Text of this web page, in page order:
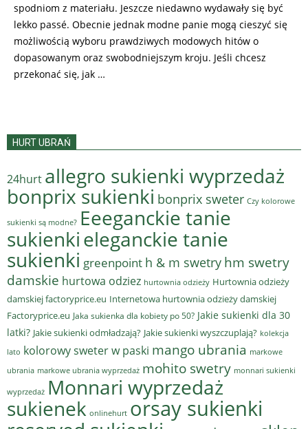
spodniom z materiału. Jeszcze niedawno wydawały się być
lekko passé. Obecnie jednak modne panie mogą cieszyć się
możliwością wyboru prawdziwych modowych hitów o
dopasowanym oraz swobodniejszym kroju. Jeśli chcesz
przekonać się, jak …
HURT UBRAŃ
24hurt allegro sukienki wyprzedaż
bonprix sukienki bonprix sweter Czy kolorowe
sukienki są modne? Eeeganckie tanie
sukienkieleganckie tanie
sukienki greenpoint h & m swetry hm swetry
damskie hurtowa odziez hurtownia odzieży Hurtownia odzieży
damskiej factoryprice.eu Internetowa hurtownia odzieży damskiej
Factoryprice.eu Jaka sukienka dla kobiety po 50? Jakie sukienki dla 30
latki? Jakie sukienki odmładzają? Jakie sukienki wyszczuplają? kolekcja
lato kolorowy sweter w paski mango ubrania markowe
ubrania markowe ubrania wyprzedaż mohito swetry monnari sukienki
wyprzedaż Monnari wyprzedaż
sukienek onlinehurt orsay sukienki